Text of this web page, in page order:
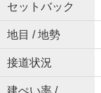
セットバック
地目 / 地勢
接道状況